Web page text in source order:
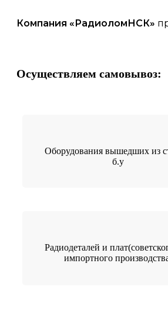
Компания «РадиоломНСК»
Осуществляем самовывоз:
Оборудования вышедших из
б.у
Радиодеталей и
импортного